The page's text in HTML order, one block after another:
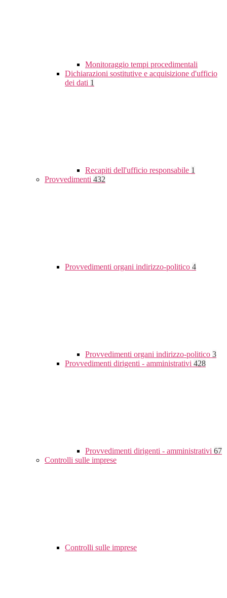
Monitoraggio tempi procedimentali
Dichiarazioni sostitutive e acquisizione d'ufficio
dei dati 1
Recapiti dell'ufficio responsabile 1
Provvedimenti 432
Provvedimenti organi indirizzo-politico 4
Provvedimenti organi indirizzo-politico 3
Provvedimenti dirigenti - amministrativi 428
Provvedimenti dirigenti - amministrativi 67
Controlli sulle imprese
Controlli sulle imprese